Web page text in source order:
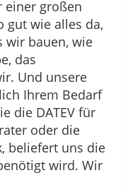
einer großen
gut wie alles da,
wir bauen, wie
das
Und unsere
Ihrem Bedarf
die DATEV für
oder die
beliefert uns die
wird. Wir